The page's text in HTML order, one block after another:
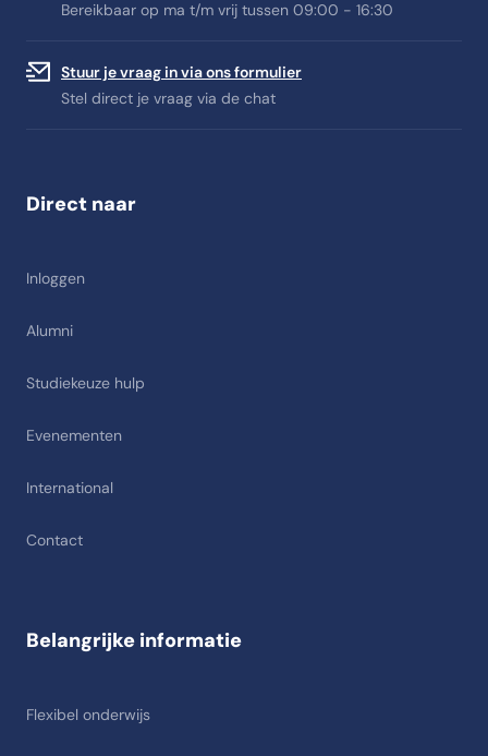
Bereikbaar op ma t/m vrij tussen 09:00 - 16:30
Stuur je vraag in via ons formulier
Stel direct je vraag via de chat
Direct naar
Inloggen
Alumni
Studiekeuze hulp
Evenementen
International
Contact
Belangrijke informatie
Flexibel onderwijs